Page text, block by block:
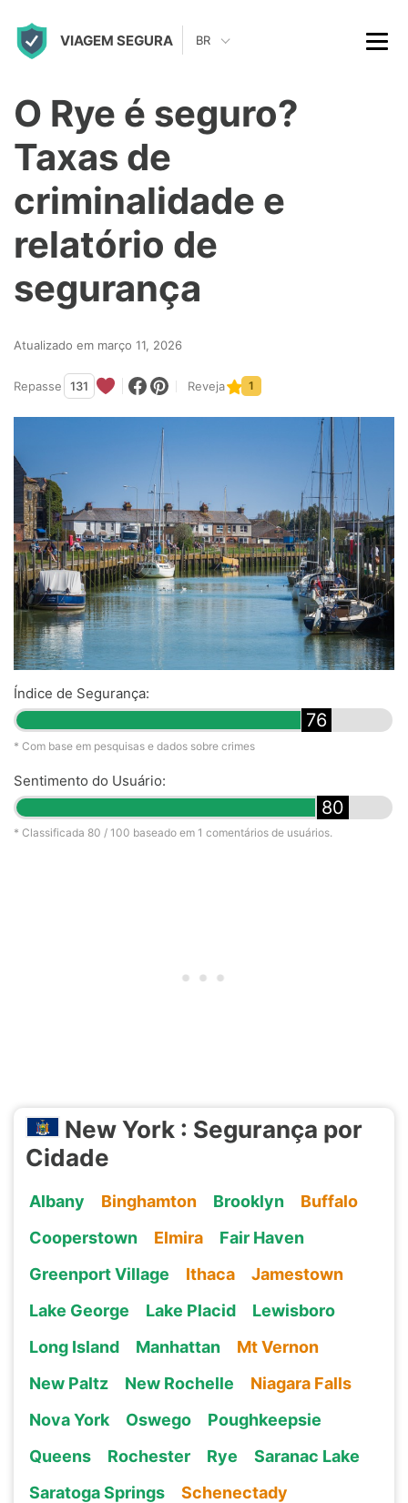
VIAGEM SEGURA BR
O Rye é seguro?
Taxas de
criminalidade e
relatório de
segurança
Atualizado em março 11, 2026
Repasse 131 Reveja 1
Índice de Segurança:
76
* Com base em pesquisas e dados sobre crimes
Sentimento do Usuário:
80
* Classificada 80 / 100 baseado em 1 comentários de usuários.
New York : Segurança por
Cidade
Albany Binghamton Brooklyn
Buffalo
Cooperstown
Elmira
Fair Haven
Greenport Village
Ithaca
Jamestown
Lake George
Lake Placid
Lewisboro
Long Island
Manhattan
Mt Vernon
New Paltz
New Rochelle
Niagara Falls
Nova York
Oswego
Poughkeepsie
Queens
Rochester Rye
Saranac Lake
Saratoga Springs
Schenectady